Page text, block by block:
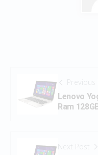
Lenovo
Ram
Next Post